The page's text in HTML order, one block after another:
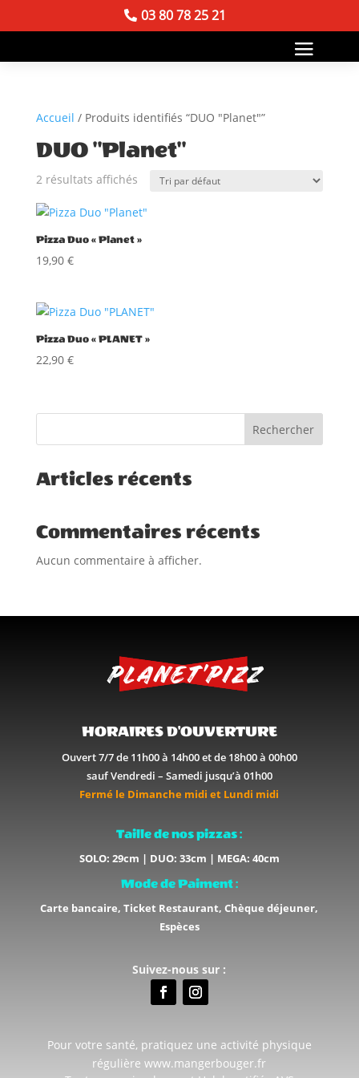
03 80 78 25 21
Accueil / Produits identifiés “DUO "Planet"”
DUO "Planet"
2 résultats affichés
Pizza Duo « Planet »
19,90 €
Pizza Duo « PLANET »
22,90 €
Rechercher
Articles récents
Commentaires récents
Aucun commentaire à afficher.
HORAIRES D'OUVERTURE
Ouvert 7/7 de 11h00 à 14h00 et de 18h00 à 00h00
sauf Vendredi – Samedi jusqu’à 01h00
Fermé le Dimanche midi et Lundi midi
Taille de nos pizzas :
SOLO: 29cm | DUO: 33cm | MEGA: 40cm
Mode de Paiment :
Carte bancaire, Ticket Restaurant, Chèque déjeuner,
Espèces
Suivez-nous sur :
Pour votre santé, pratiquez une activité physique
régulière www.mangerbouger.fr